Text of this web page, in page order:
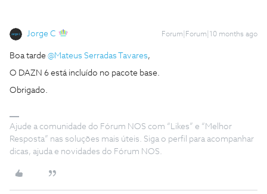
Jorge C Forum|Forum|10 months ago
Boa tarde ​ @Mateus Serradas Tavares,
O DAZN 6 está incluído no pacote base.
Obrigado.
Ajude a comunidade do Fórum NOS com “Likes” e “Melhor
Resposta” nas soluções mais úteis. Siga o perfil para acompanhar
dicas, ajuda e novidades do Fórum NOS.